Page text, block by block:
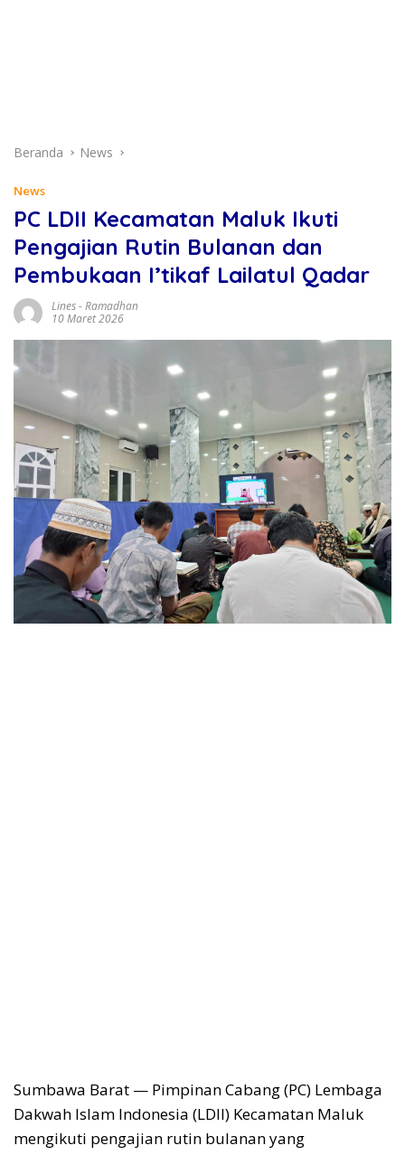
Beranda News
News
PC LDII Kecamatan Maluk Ikuti
Pengajian Rutin Bulanan dan
Pembukaan I’tikaf Lailatul Qadar
Lines-Ramadhan
10 Maret 2026
Sumbawa Barat — Pimpinan Cabang (PC) Lembaga
Dakwah Islam Indonesia (LDII) Kecamatan Maluk
mengikuti pengajian rutin bulanan yang